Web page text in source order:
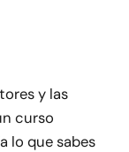
y las
curso
lo que sabes